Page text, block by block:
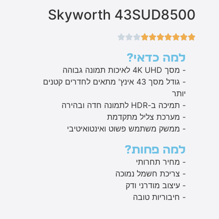
Skyworth 43SUD8500
למה כדאי?
- מסך 4K UHD לאיכות תמונה גבוהה
- גודל מסך 43 אינץ' מתאים לחדרים קטנים
יותר
- תמיכה ב-HDR לתמונה חדה ובהירה
- מערכת צליל מתקדמת
- ממשק משתמש פשוט ואינטואיטיבי
למה פחות?
- מחיר תחרותי
- צריכת חשמל נמוכה
- עיצוב מודרני ודק
- חיבוריות טובה